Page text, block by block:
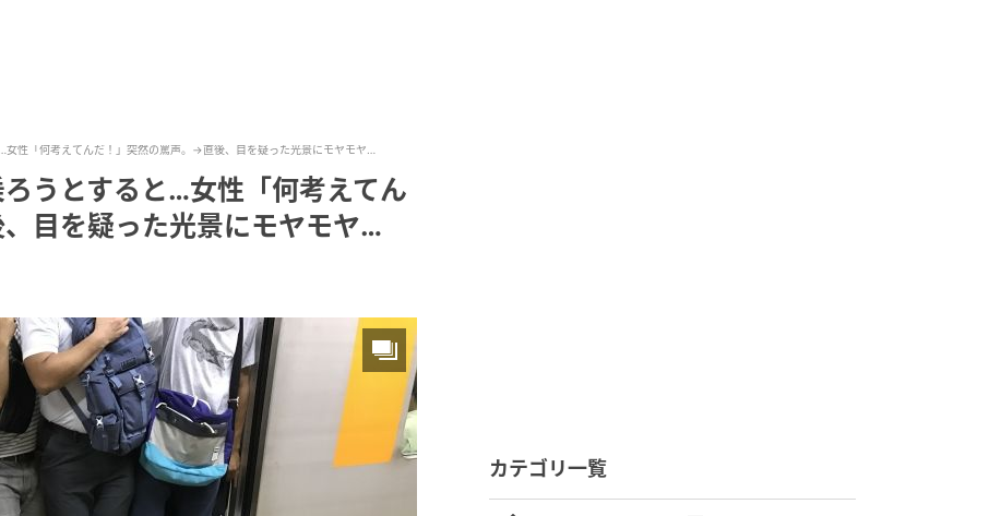
性「何考えてんだ！」突然の罵声。→直後、目を疑った光景にモヤモヤ…
うとすると…女性「何考えてん
目を疑った光景にモヤモヤ…
カテゴリ一覧